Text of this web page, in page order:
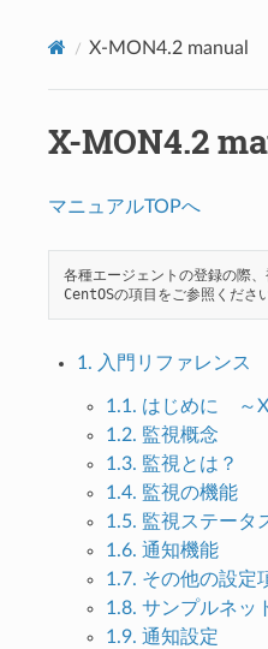
X-MON4.2 manual
X-MON4.2
マニュアルTOPへ
各種エージェントの登録の際
1. 入門リファレンス
1.1. はじめに ～
1.2. 監視概念
1.3. 監視とは？
1.4. 監視の機能
1.5. 監視ステータ
1.6. 通知機能
1.7. その他の設定
1.8. サンプルネッ
1.9. 通知設定